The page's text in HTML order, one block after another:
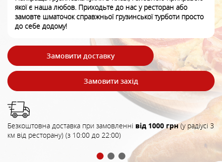
якої є наша любов. Приходьте до нас у ресторан або
замовте шматочок справжньої грузинської турботи просто
до себе додому!
Замовити доставку
Замовити захід
Безкоштовна доставка при замовленні від 1000 грн(у радіусі 3
км від ресторану) (з 10:00 до 22:00)